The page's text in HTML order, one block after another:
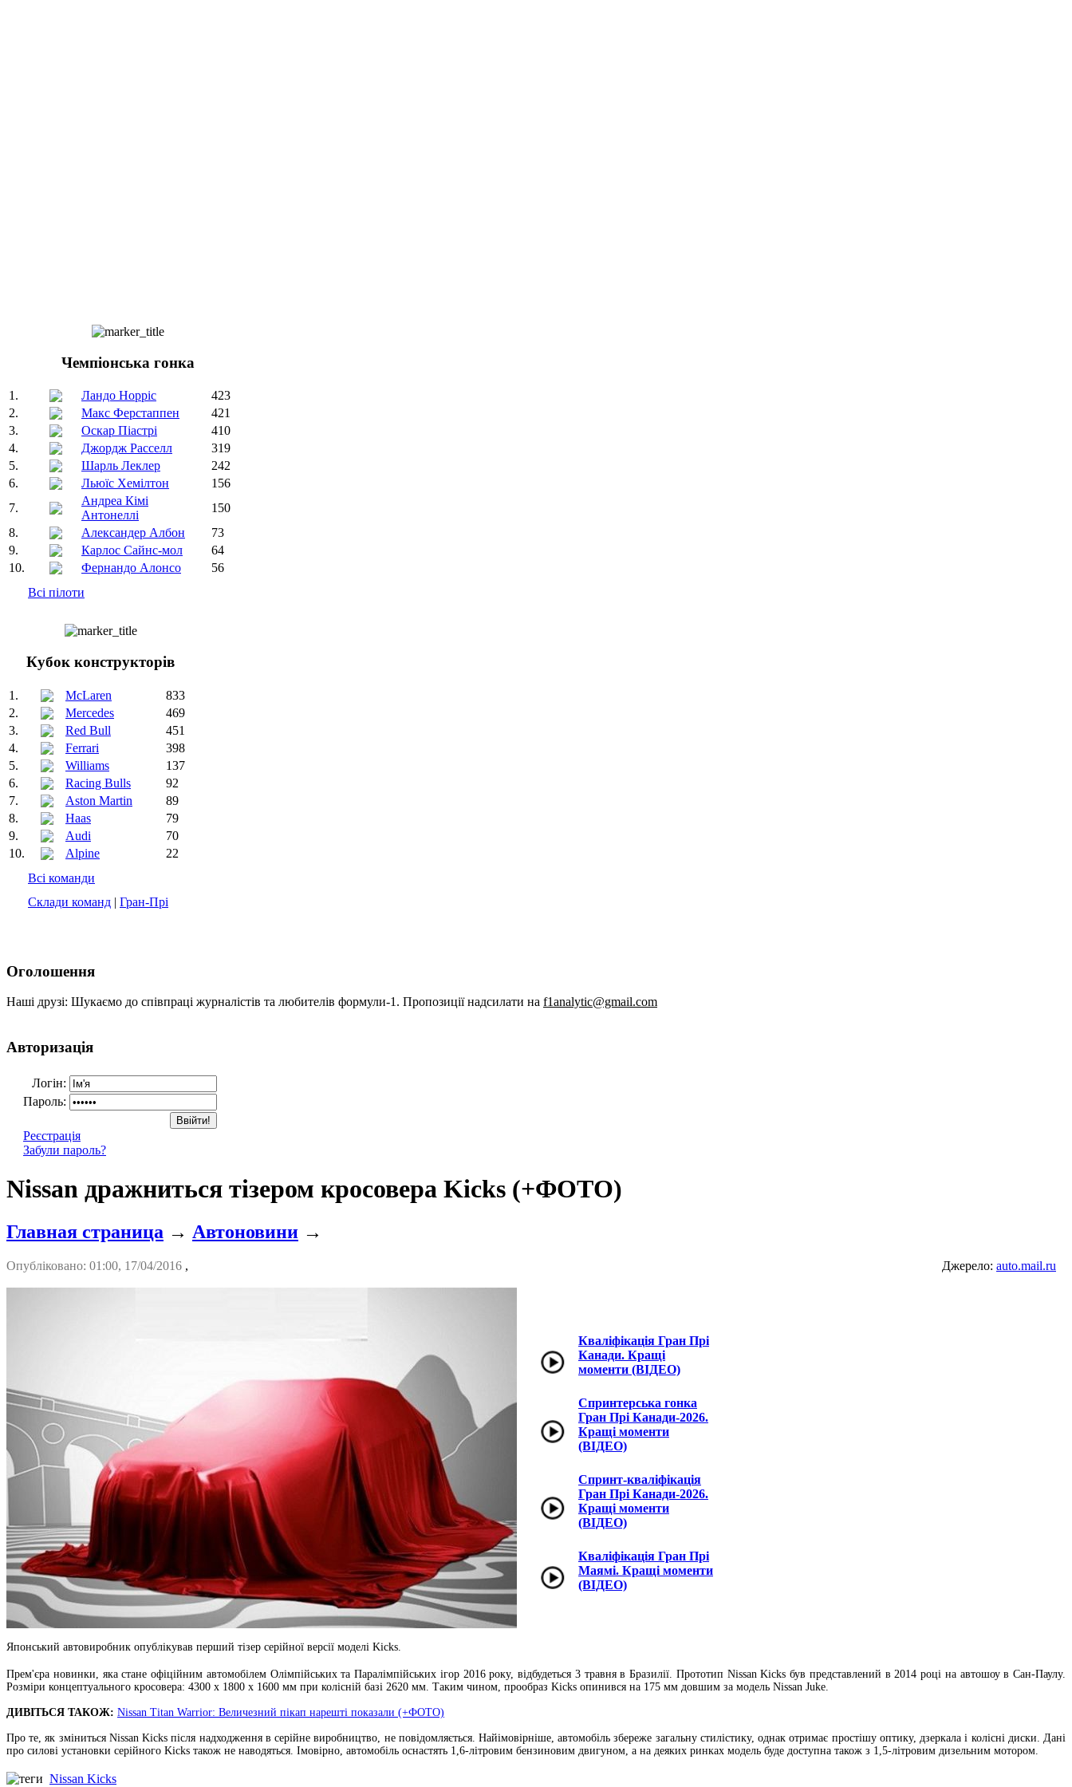
Чемпіонська гонка
1. Ландо Норріс
423
2.
Макс Ферстаппен
421
3.
Оскар Піастрі
410
4.
Джордж Расселл
319
5.
Шарль Леклер
242
6.
Льюїс Хемілтон
156
7.
Андреа Кімі
Антонеллі
150
8.
Александер Албон
73
9.
Карлос Сайнс-мол
64
10.
Фернандо Алонсо
56
Всі пілоти
Кубок конструкторів
1. McLaren
833
2.
Mercedes
469
3.
Red Bull
451
4.
Ferrari
398
5.
Williams
137
6.
Racing Bulls
92
7.
Aston Martin
89
8.
Haas
79
9.
Audi
70
10.
Alpine
22
Всі команди
Склади команд | Гран-Прі
Оголошення
Наші друзі: Шукаємо до співпраці журналістів та любителів формули-1. Пропозиції надсилати на f1analytic@gmail.com
Авторизація
Логін:
Пароль:
Реєстрація
Забули пароль?
Nissan дражниться тізером кросовера Kicks (+ФОТО)
Главная страница → Автоновини →
Опубліковано: 01:00, 17/04/2016 , Джерело: auto.mail.ru
Японський автовиробник опублікував перший тізер серійної версії моделі Kicks.
Кваліфікація Гран Прі
Канади. Кращі
моменти (ВІДЕО)
Спринтерська гонка
Гран Прі Канади-2026.
Кращі моменти
(ВІДЕО)
Спринт-кваліфікація
Гран Прі Канади-2026.
Кращі моменти
(ВІДЕО)
Кваліфікація Гран Прі
Маямі. Кращі моменти
(ВІДЕО)
Прем'єра новинки, яка стане офіційним автомобілем Олімпійських та Паралімпійських ігор 2016 року, відбудеться 3 травня в Бразилії. Прототип Nissan Kicks був представлений в 2014 році на автошоу в Сан-Паулу.
Розміри концептуального кросовера: 4300 х 1800 х 1600 мм при колісній базі 2620 мм. Таким чином, прообраз Kicks опинився на 175 мм довшим за модель Nissan Juke.
ДИВІТЬСЯ ТАКОЖ: Nissan Titan Warrior: Величезний пікап нарешті показали (+ФОТО)
Про те, як зміниться Nissan Kicks після надходження в серійне виробництво, не повідомляється. Найімовірніше, автомобіль збереже загальну стилістику, однак отримає простішу оптику, дзеркала і колісні диски. Дані
про силові установки серійного Kicks також не наводяться. Імовірно, автомобіль оснастять 1,6-літровим бензиновим двигуном, а на деяких ринках модель буде доступна також з 1,5-літровим дизельним мотором.
Nissan Kicks